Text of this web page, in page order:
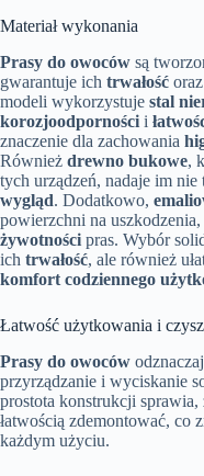
Materiał wykonania
Prasy do owoców są
gwarantuje ich trwałość oraz
modeli wykorzystuje stal
korozjoodporności i
znaczenie dla zachowania
Również drewno bukowe,
tych urządzeń, nadaje im nie
wygląd. Dodatkowo,
powierzchni na
żywotności pras. Wybór
ich trwałość, ale również
komfort codziennego
Łatwość użytkowania i
Prasy do owoców
przyrządzanie i wyciskanie
prostota konstrukcji sprawia,
łatwością zdemontować, co
każdym użyciu.